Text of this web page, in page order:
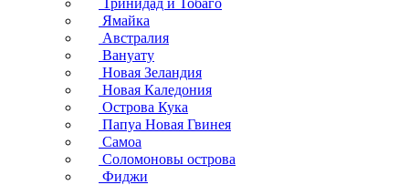
Тринидад и Тобаго
Ямайка
Австралия
Вануату
Новая Зеландия
Новая Каледония
Острова Кука
Папуа Новая Гвинея
Самоа
Соломоновы острова
Фиджи